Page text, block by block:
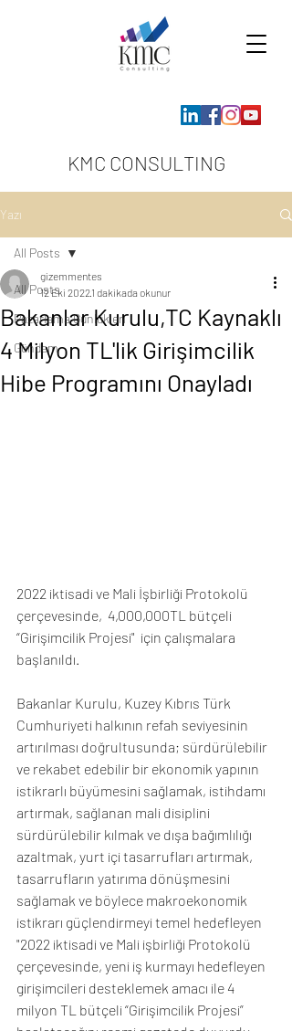
KMC CONSULTING
Yazı
All Posts
Pazarlama Günlükleri
Gündem
All Posts
Bakanlar Kurulu,TC Kaynaklı
4 Milyon TL'lik Girişimcilik
Hibe Programını Onayladı
gizemmentes
12 Eki 20221 dakikada okunur
2022 iktisadi ve Mali İşbirliği Protokolü
çerçevesinde,  4,000,000TL bütçeli
“Girişimcilik Projesi"  için çalışmalara
başlanıldı.
Bakanlar Kurulu, Kuzey Kıbrıs Türk
Cumhuriyeti halkının refah seviyesinin
artırılması doğrultusunda; sürdürülebilir
ve rekabet edebilir bir ekonomik yapının
istikrarlı büyümesini sağlamak, istihdamı
artırmak, sağlanan mali disiplini
sürdürülebilir kılmak ve dışa bağımlılığı
azaltmak, yurt içi tasarrufları artırmak,
tasarrufların yatırıma dönüşmesini
sağlamak ve böylece makroekonomik
istikrarı güçlendirmeyi temel hedefleyen
"2022 iktisadi ve Mali işbirliği Protokolü
çerçevesinde, yeni iş kurmayı hedefleyen
girişimcileri desteklemek amacı ile 4
milyon TL bütçeli “Girişimcilik Projesi”